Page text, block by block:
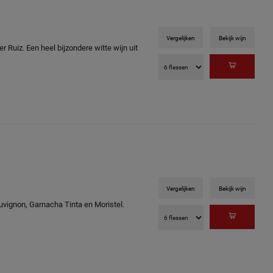
Ruiz. Een heel bijzondere witte wijn uit
Vergelijken Bekijk wijn
Garnacha Tinta en Moristel.
Vergelijken Bekijk wijn